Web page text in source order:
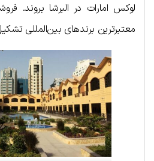
لوکس امارات در البرشا بروند.
معتبرترین برندهای بین‌المللی